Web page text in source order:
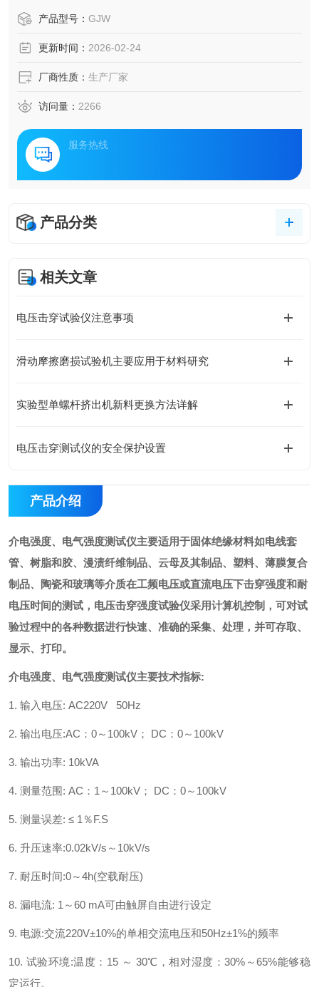
验仪采用计算机控制，可对试验过程中的各种数据进行快
产品型号： GJW
更新时间： 2026-02-24
厂商性质： 生产厂家
访问量： 2266
服务热线
产品分类
相关文章
电压击穿试验仪注意事项
滑动摩擦磨损试验机主要应用于材料研究
实验型单螺杆挤出机新料更换方法详解
电压击穿测试仪的安全保护设置
产品介绍
介电强度、电气强度测试仪主要适用于固体绝缘材料如电线套
管、树脂和胶、漫渍纤维制品、云母及其制品、塑料、薄膜复合
制品、陶瓷和玻璃等介质在工频电压或直流电压下击穿强度和耐
电压时间的测试，电压击穿强度试验仪采用计算机控制，可对试
验过程中的各种数据进行快速、准确的采集、处理，并可存取、
显示、打印。
介电强度、电气强度测试仪主要技术指标:
1. 输入电压: AC220V 50Hz
2. 输出电压:AC：0～100kV； DC：0～100kV
3. 输出功率: 10kVA
4. 测量范围: AC：1～100kV； DC：0～100kV
5. 测量误差: ≤ 1％F.S
6. 升压速率:0.02kV/s～10kV/s
7. 耐压时间:0～4h(空载耐压)
8. 漏电流: 1～60 mA可由触屏自由进行设定
9. 电源:交流220V±10%的单相交流电压和50Hz±1%的频率
10. 试验环境:温度：15 ～ 30℃，相对湿度：30%～65%能够稳
定运行。